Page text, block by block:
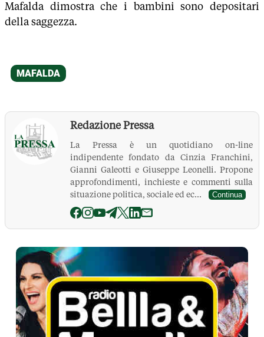
Mafalda dimostra che i bambini sono depositari
della saggezza.
Redazione Pressa
La Pressa è un quotidiano on-line
indipendente fondato da Cinzia Franchini,
Gianni Galeotti e Giuseppe Leonelli. Propone
approfondimenti, inchieste e commenti sulla
situazione politica, sociale ed ec...
Continua
La Pressa